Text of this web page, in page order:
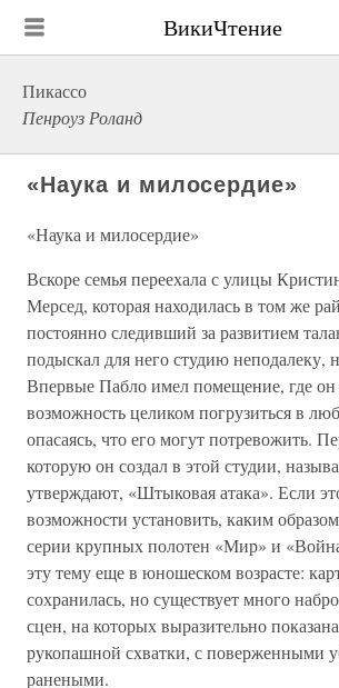
ВикиЧтение
Пикассо
Пенроуз Роланд
«Наука и милосердие»
«Наука и милосердие»
Вскоре семья переехала с улицы
Мерсед, которая находилась в том же
постоянно следивший за развитием
подыскал для него студию неподалеку,
Впервые Пабло имел помещение, где
возможность целиком погрузиться в
опасаясь, что его могут потревожить.
которую он создал в этой студии,
утверждают, «Штыковая атака». Если
возможности установить, каким
серии крупных полотен «Мир» и
эту тему еще в юношеском возрасте:
сохранилась, но существует много
сцен, на которых выразительно
рукопашной схватки, с поверженными
ранеными.